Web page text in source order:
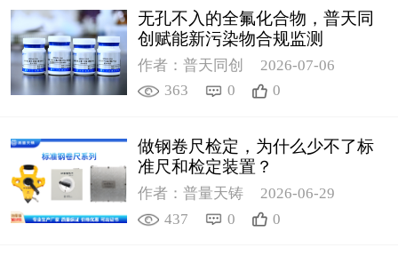
无孔不入的全氟化合物，普天同
创赋能新污染物合规监测
作者：普天同创
2026-07-06
363
0 0
做钢卷尺检定，为什么少不了标
准尺和检定装置？
作者：普量天铸
2026-06-29
437
0 0